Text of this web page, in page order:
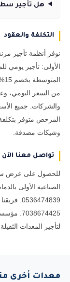
هل تأجير
التكلفة والعقود
نوفر أنظمة تأجير
الأولى: تأجير يومي
من السعر اليومي،
والشركات. جميع
المرخص متوفر
وشيكات مصدقة.
تواصل معنا الآن
للحصول على عرض
الصناعية الأولى
لتأجير المعدات
معدات أخرى